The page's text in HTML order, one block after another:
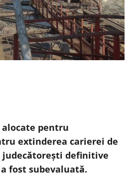
alocate pentru
extinderea carierei de
definitive
fost subevaluată.